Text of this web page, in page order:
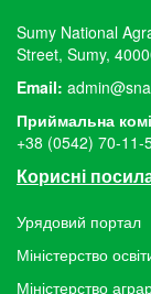
Sumy National
Street, Sumy,
Email:
Приймальна
+38 (0542) 70-11-
Корисні
Урядовий портал
Міністерство
Міністерство